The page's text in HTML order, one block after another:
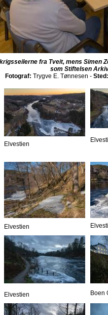
fra Tveit, mens
som Stiftelsen
Fotograf: Trygve E. Tønnesen - Sted:
Elvestien
Elvestien
Elvestien Boen